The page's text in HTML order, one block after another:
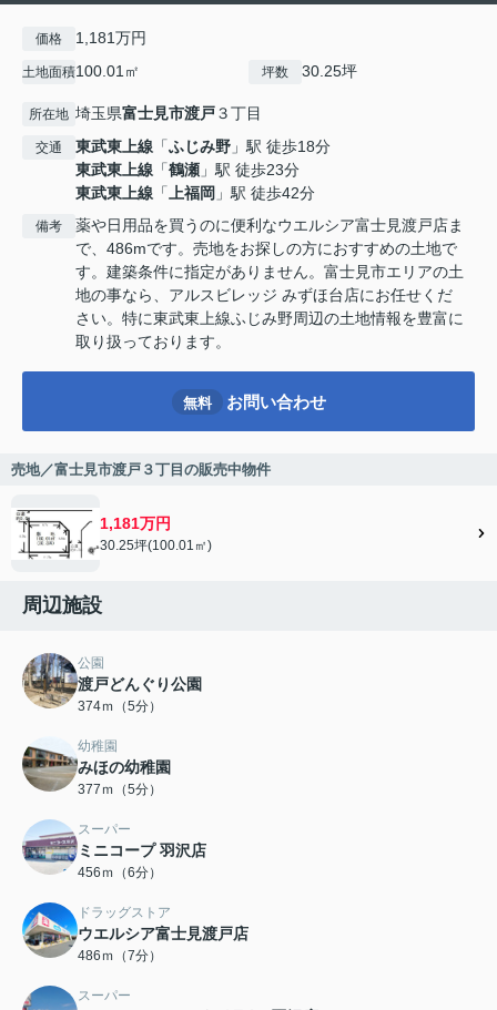
価格 1,181万円
土地面積100.01㎡ 坪数 30.25坪
所在地 埼玉県富士見市渡戸３丁目
交通 東武東上線 「ふじみ野 」駅 徒歩18分
東武東上線 「鶴瀬 」駅 徒歩23分
東武東上線 「上福岡 」駅 徒歩42分
備考
薬や日用品を買うのに便利なウエルシア富士見渡戸店ま
で、486mです。売地をお探しの方におすすめの土地で
す。建築条件に指定がありません。富士見市エリアの土
地の事なら、アルスビレッジ みずほ台店にお任せくだ
さい。特に東武東上線ふじみ野周辺の土地情報を豊富に
取り扱っております。
無料 お問い合わせ
売地／富士見市渡戸３丁目の販売中物件
1,181万円
30.25坪(100.01㎡)
周辺施設
公園
渡戸どんぐり公園
374ｍ（5分）
幼稚園
みほの幼稚園
377ｍ（5分）
スーパー
ミニコープ 羽沢店
456ｍ（6分）
ドラッグストア
ウエルシア富士見渡戸店
486ｍ（7分）
スーパー